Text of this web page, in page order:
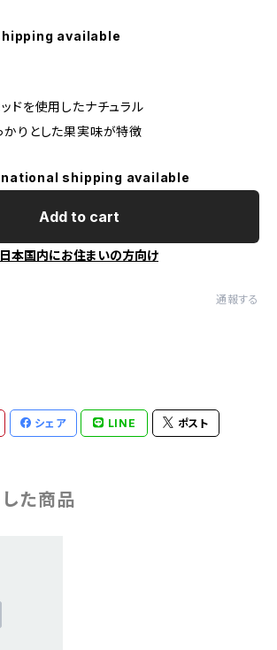
available
ドを使用したナチュラル
かりとした果実味が特徴
shipping available
Add to cart
日本国内にお住まいの方向け
通報する
シェア LINE ポスト
た商品